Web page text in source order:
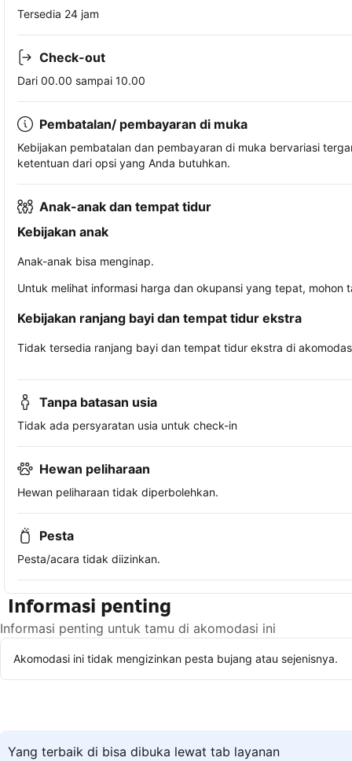
Tersedia 24 jam
Check-out
Dari 00.00 sampai 10.00
Pembatalan/ pembayaran di muka
Kebijakan pembatalan dan pembayaran di muka bervariasi
ketentuan dari opsi yang Anda butuhkan.
Anak-anak dan tempat tidur
Kebijakan anak
Anak-anak bisa menginap.
Untuk melihat informasi harga dan okupansi yang tepat,
Kebijakan ranjang bayi dan tempat tidur ekstra
Tidak tersedia ranjang bayi dan tempat tidur ekstra di
Tanpa batasan usia
Tidak ada persyaratan usia untuk check-in
Hewan peliharaan
Hewan peliharaan tidak diperbolehkan.
Pesta
Pesta/acara tidak diizinkan.
Informasi penting
Informasi penting untuk tamu di akomodasi ini
Akomodasi ini tidak mengizinkan pesta bujang atau sejenisnya.
Yang terbaik di bisa dibuka lewat tab layanan